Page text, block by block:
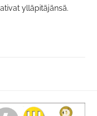
ylläpitäjänsä.